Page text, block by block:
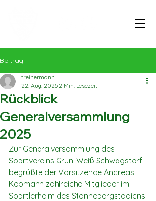
Beitrag
Rückblick
Generalversammlung
2025
treinermann
22. Aug. 2025 2 Min. Lesezeit
Zur Generalversammlung des
Sportvereins Grün-Weiß Schwagstorf
begrüßte der Vorsitzende Andreas
Kopmann zahlreiche Mitglieder im
Sportlerheim des Stönnebergstadions